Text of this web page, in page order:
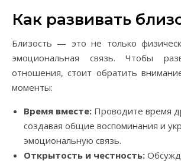
Как развивать
Близость — это не только
эмоциональная связь. Чтобы
отношения, стоит обратить
моменты:
Время вместе: Проводите время
создавая общие воспоминания и
эмоциональную связь.
Открытость и честность: